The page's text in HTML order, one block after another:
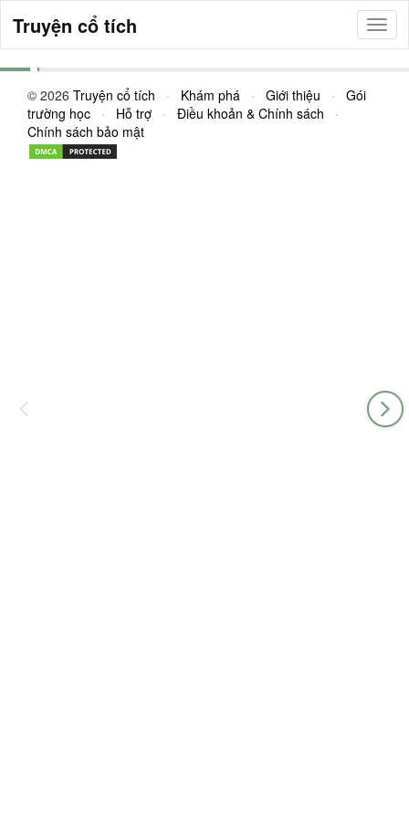
Truyện cổ tích
A Day by the Dock
a pack.
© 2026 Truyện cổ tích · Khám phá · Giới thiệu ·
Gói
trường học
· Hỗ trợ · Điều khoản & Chính sách
·
Chính sách bảo mật